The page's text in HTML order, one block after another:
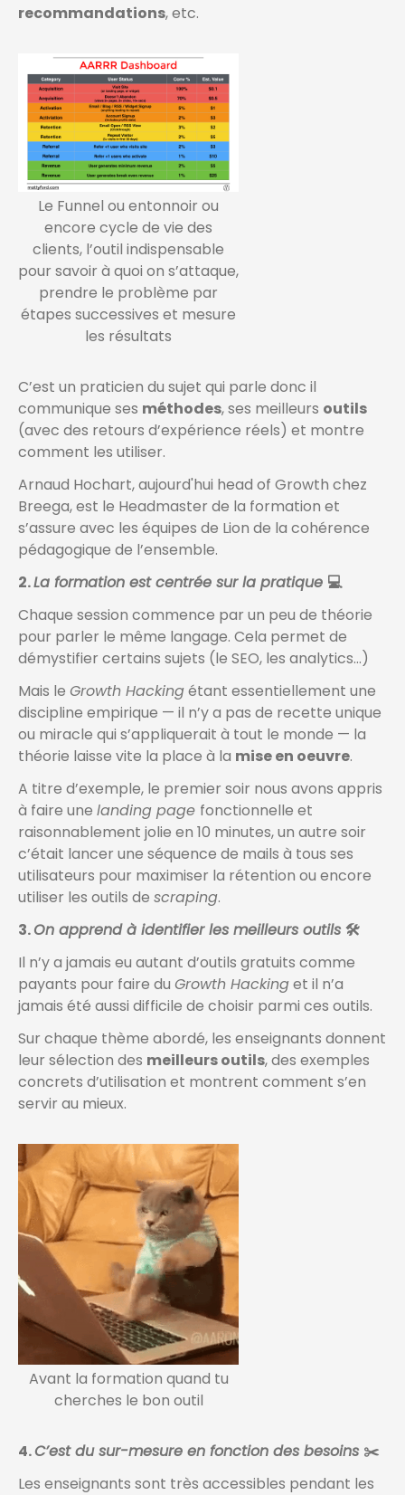
recommandations, etc.
Le Funnel ou entonnoir ou
encore cycle de vie des
clients, l’outil indispensable
pour savoir à quoi on s’attaque,
prendre le problème par
étapes successives et mesure
les résultats
C’est un praticien du sujet qui parle donc il
communique ses méthodes, ses meilleurs outils
(avec des retours d’expérience réels) et montre
comment les utiliser.
Arnaud Hochart, aujourd'hui head of Growth chez
Breega, est le Headmaster de la formation et
s’assure avec les équipes de Lion de la cohérence
pédagogique de l’ensemble.
2.La formation est centrée sur la pratique 💻
Chaque session commence par un peu de théorie
pour parler le même langage. Cela permet de
démystifier certains sujets (le SEO, les analytics…)
Mais le Growth Hackingétant essentiellement une
discipline empirique — il n’y a pas de recette unique
ou miracle qui s’appliquerait à tout le monde — la
théorie laisse vite la place à la mise en oeuvre.
A titre d’exemple, le premier soir nous avons appris
à faire une landing page fonctionnelle et
raisonnablement jolie en 10 minutes, un autre soir
c’était lancer une séquence de mails à tous ses
utilisateurs pour maximiser la rétention ou encore
utiliser les outils de scraping.
3.On apprend à identifier les meilleurs outils 🛠️
Il n’y a jamais eu autant d’outils gratuits comme
payants pour faire du Growth Hackinget il n’a
jamais été aussi difficile de choisir parmi ces outils.
Sur chaque thème abordé, les enseignants donnent
leur sélection des meilleurs outils, des exemples
concrets d’utilisation et montrent comment s’en
servir au mieux.
Avant la formation quand tu
cherches le bon outil
4.C’est du sur-mesure en fonction des besoins ✂️
Les enseignants sont très accessibles pendant les